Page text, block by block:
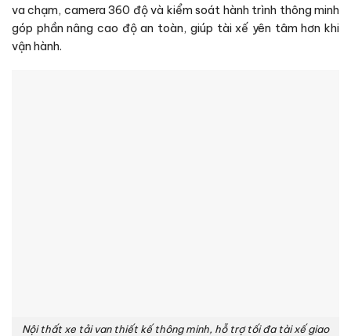
va chạm, camera 360 độ và kiểm soát hành trình thông minh
góp phần nâng cao độ an toàn, giúp tài xế yên tâm hơn khi
vận hành.
Nội thất xe tải van thiết kế thông minh, hỗ trợ tối đa tài xế giao